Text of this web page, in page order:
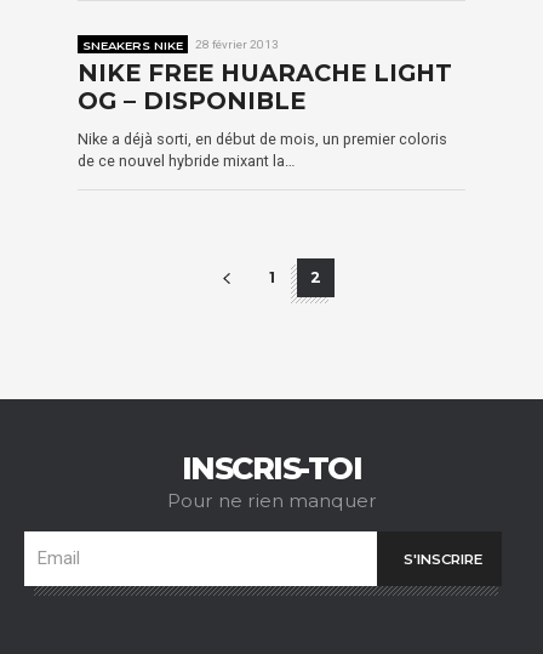
SNEAKERS NIKE 28 février 2013
NIKE FREE HUARACHE LIGHT
OG – DISPONIBLE
Nike a déjà sorti, en début de mois, un premier coloris
de ce nouvel hybride mixant la…
1 2
INSCRIS-TOI
Pour ne rien manquer